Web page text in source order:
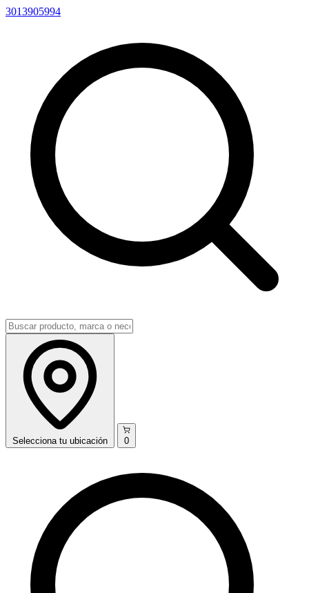
3013905994
Selecciona tu ubicación 0